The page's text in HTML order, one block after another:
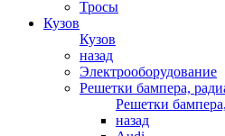
Тросы
Кузов
Кузов
назад
Электрооборудование
Решетки бампера,
Решетки
назад